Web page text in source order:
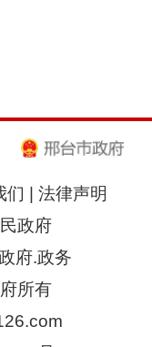
们
法律声明
政府
府.政务
所有